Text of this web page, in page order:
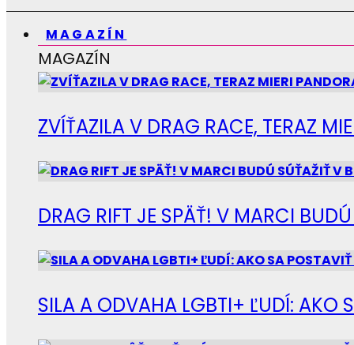
MAGAZÍN
MAGAZÍN
ZVÍŤAZILA V DRAG RACE, TERAZ
DRAG RIFT JE SPÄŤ! V MARCI
SILA A ODVAHA LGBTI+ ĽUDÍ: AKO